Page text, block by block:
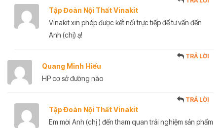
Tập Đoàn Nội Thất Vinakit
Vinakit xin phép được kết nối trực tiếp để tư vấn đến
Anh (chị) ạ!
Quang Minh Hiếu
TRẢ LỜI
HP cơ sở đường nào
Tập Đoàn Nội Thất Vinakit
TRẢ LỜI
Em mời Anh (chị ) đến tham quan trải nghiệm sản phẩm